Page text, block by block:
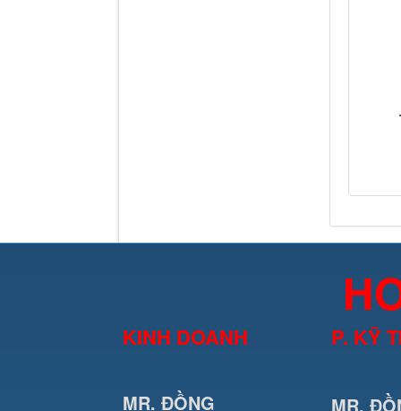
KINH DOANH P. KỸ
MR. ĐỒNG MR.